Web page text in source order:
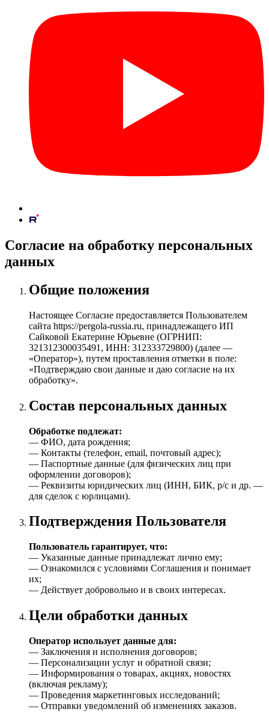
Согласие на обработку персональных
данных
Общие положения
Настоящее Согласие предоставляется Пользователем
сайта https://pergola-russia.ru, принадлежащего ИП
Сайковой Екатерине Юрьевне (ОГРНИП:
321312300035491, ИНН: 312333729800) (далее —
«Оператор»), путем проставления отметки в поле:
«Подтверждаю свои данные и даю согласие на их
обработку».
Состав персональных данных
Обработке подлежат:
— ФИО, дата рождения;
— Контакты (телефон, email, почтовый адрес);
— Паспортные данные (для физических лиц при
оформлении договоров);
— Реквизиты юридических лиц (ИНН, БИК, р/с и др. —
для сделок с юрлицами).
Подтверждения Пользователя
Пользователь гарантирует, что:
— Указанные данные принадлежат лично ему;
— Ознакомился с условиями Соглашения и понимает
их;
— Действует добровольно и в своих интересах.
Цели обработки данных
Оператор использует данные для:
— Заключения и исполнения договоров;
— Персонализации услуг и обратной связи;
— Информирования о товарах, акциях, новостях
(включая рекламу);
— Проведения маркетинговых исследований;
— Отправки уведомлений об изменениях заказов.